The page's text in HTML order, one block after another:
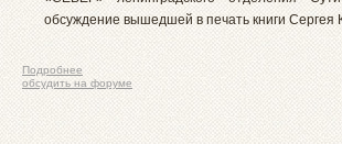
обсуждение вышедшей в печать книги Сергея
Подробнее
обсудить на форуме